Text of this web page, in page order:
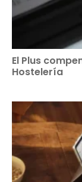
El Plus
Hostelería